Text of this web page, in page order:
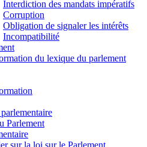
Interdiction des mandats impératifs
Corruption
Obligation de signaler les intérêts
Incompatibilité
du lexique du parlement
Parlement